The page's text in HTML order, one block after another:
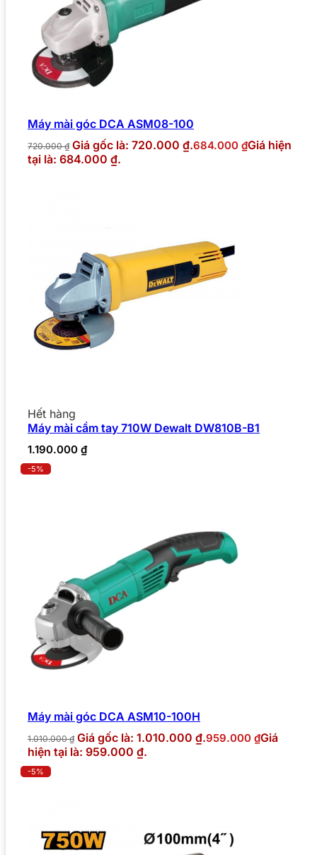
Máy mài góc DCA ASM08-100
720.000₫ Giá gốc là: 720.000 ₫.684.000 ₫Giá hiện
tại là: 684.000 ₫.
Hết hàng
Máy mài cầm tay 710W Dewalt DW810B-B1
1.190.000 ₫
-5%
Máy mài góc DCA ASM10-100H
1.010.000₫ Giá gốc là: 1.010.000 ₫.959.000 ₫Giá
hiện tại là: 959.000 ₫.
-5%